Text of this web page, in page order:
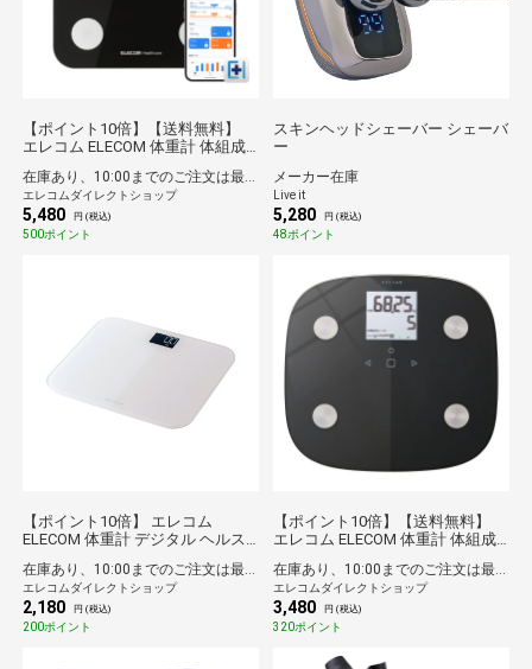
【ポイント10倍】【送料無料】
エレコム ELECOM 体重計 体組成
動 13項目測定 体脂肪率 / BMIなど
ヘルスメーター iOS/Android対応
Healthcareアプリ連携 ブラック
エレコムダイレクトショップ
5,480 円 (税込)
500ポイント
スキンヘッドシェーバー シェーバ
ー
メーカー在庫
Live it
5,280 円 (税込)
48ポイント
【ポイント10倍】 エレコム
ELECOM 体重計 デジタル ヘルス
動電源ON 強化ガラス天板 最大
150kg対応 LED表示 電池付属 エク
リア ホワイト
在庫あり、10:00までのご注文は最短即日発送
エレコムダイレクトショップ
2,180 円 (税込)
200ポイント
【ポイント10倍】【送料無料】
エレコム ELECOM 体重計 体組成
肪率 / 骨格筋率 / 骨量 / 基礎代謝 /
など 8項目測定 】 乗るだけ自動認
識 ヘルスメーター ECLEAR ブラッ
ク
在庫あり、10:00までのご注文は最短即日発送
エレコムダイレクトショップ
3,480 円 (税込)
320ポイント